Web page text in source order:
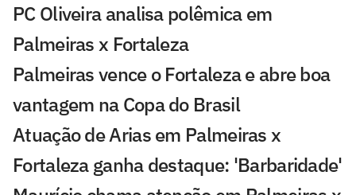
PC Oliveira analisa polêmica em
Palmeiras x Fortaleza
Palmeiras vence o Fortaleza e abre boa
vantagem na Copa do Brasil
Atuação de Arias em Palmeiras x
Fortaleza ganha destaque: 'Barbaridade'